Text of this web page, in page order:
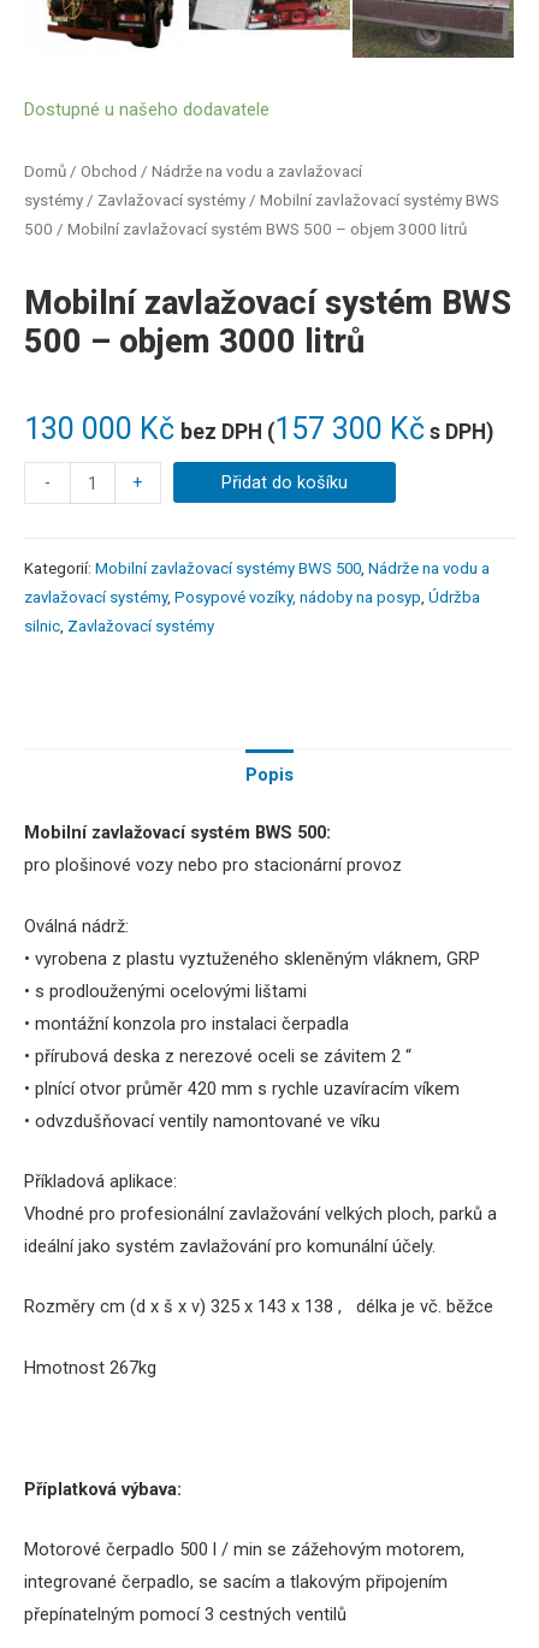
Domů / Obchod / Nádrže na vodu a zavlažovací
systémy / Zavlažovací systémy / Mobilní zavlažovací systémy BWS
500 / Mobilní zavlažovací systém BWS 500 – objem 3000 litrů
Mobilní zavlažovací systém BWS
500 – objem 3000 litrů
130 000 Kč bez DPH (157 300 Kč s DPH)
Dostupné u našeho dodavatele
- + Přidat do košíku
Kategorií: Mobilní zavlažovací systémy BWS 500 Nádrže na vodu a
zavlažovací systémy, Posypové vozíky, nádoby na posyp Údržba
silnic Zavlažovací systémy
Popis
Mobilní zavlažovací systém BWS 500:
pro plošinové vozy nebo pro stacionární provoz
Oválná nádrž:
• vyrobena z plastu vyztuženého skleněným vláknem, GRP
• s prodlouženými ocelovými lištami
• montážní konzola pro instalaci čerpadla
• přírubová deska z nerezové oceli se závitem 2 “
• plnící otvor průměr 420 mm s rychle uzavíracím víkem
• odvzdušňovací ventily namontované ve víku
Příkladová aplikace:
Vhodné pro profesionální zavlažování velkých ploch, parků a
ideální jako systém zavlažování pro komunální účely.
Rozměry cm (d x š x v) 325 x 143 x 138 , délka je vč. běžce
Hmotnost 267kg
Příplatková výbava:
Motorové čerpadlo 500 l / min se zážehovým motorem,
integrované čerpadlo, se sacím a tlakovým připojením
přepínatelným pomocí 3 cestných ventilů